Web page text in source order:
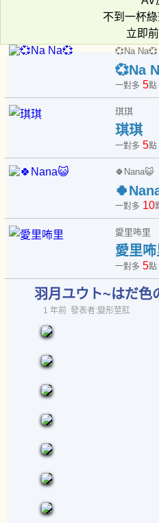
不到一杯
立即前
💞Na Na💞
💞Na
一對多 5點
琪琪
琪琪
一對多 5點
🍀Nana😺
一對多 10
愛里咘里
愛里咘
一對多 5點
羽月ユウト~はだ色
1 年前 發表者:變形莖肛